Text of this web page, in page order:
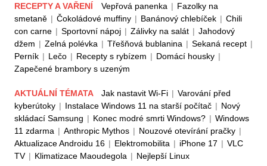
RECEPTY A VAŘENÍ Vepřová panenka | Fazolky na
smetaně | Čokoládové muffiny | Banánový chlebíček | Chili
con carne | Sportovní nápoj | Zálivky na salát | Jahodový
džem | Zelná polévka | Třešňová bublanina | Sekaná recept |
Perník | Lečo | Recepty s rybízem | Domácí housky |
Zapečené brambory s uzeným
AKTUÁLNÍ TÉMATA Jak nastavit Wi-Fi | Varování před
kyberútoky | Instalace Windows 11 na starší počítač | Nový
skládací Samsung | Konec modré smrti Windows? | Windows
11 zdarma | Anthropic Mythos | Nouzové otevírání pračky |
Aktualizace Androidu 16 | Elektromobilita | iPhone 17 | VLC
TV | Klimatizace Maoudegola | Nejlepší Linux